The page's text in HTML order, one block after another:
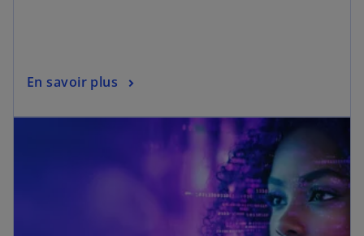
En savoir plus